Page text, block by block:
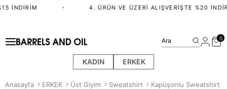
İNDIRIM 4. ÜRÜN VE ÜZERI ALIŞVERIŞTE %20
KADIN ERKEK
Ara 0
Anasayfa ERKEK Üst Giyim Sweatshirt Kapüşonlu Sweatshirt -